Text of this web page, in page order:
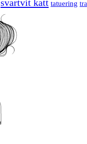
svartvit katt tatuering